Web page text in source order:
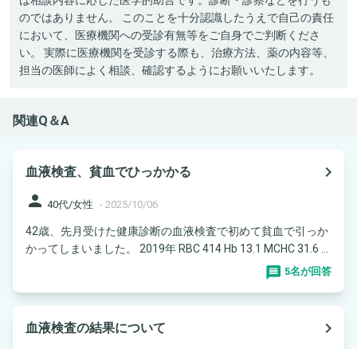
のではありません。 このことを十分認識したうえで自己の責任
において、医療機関への受診有無等をご自身でご判断くださ
い。 実際に医療機関を受診する際も、治療方法、薬の内容等、
担当の医師によく相談、確認するようにお願いいたします。
関連Q＆A
血液検査、貧血でひっかかる
navigate_next
person 40代/女性 - 2025/10/06
42歳、先月受けた健康診断の血液検査で初めて貧血で引っか
かってしまいました。 2019年 RBC 414 Hb 13.1 MCHC 31.6 ...
5名が回答
血液検査の結果について
navigate_next